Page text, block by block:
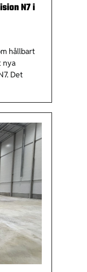
N7 i
hållbart
nya
Det